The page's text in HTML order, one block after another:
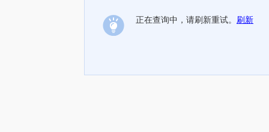
正在查询中，请刷新重试。 刷新